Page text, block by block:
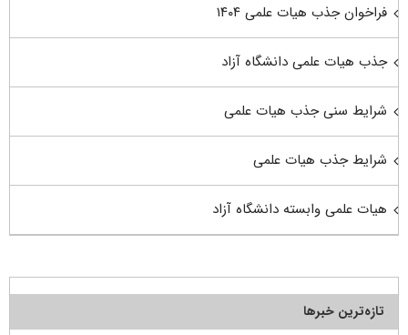
فراخوان جذب هیات علمی ۱۴۰۴
جذب هیات علمی دانشگاه آزاد
شرایط سنی جذب هیات علمی
شرایط جذب هیات علمی
هیات علمی وابسته دانشگاه آزاد
تازه‌ترین خبرها